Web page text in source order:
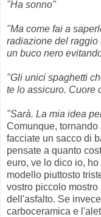
"Ha sonno"
"Ma come fai a
radiazione del
un buco nero
"Gli unici spaghetti
te lo assicuro. Cuore
"Sarà. La mia idea
Comunque, tornando
facciate un sacco di
pensate a quanto
euro, ve lo dico io,
modello piuttosto
vostro piccolo
dell'asfalto. Se
carboceramica e